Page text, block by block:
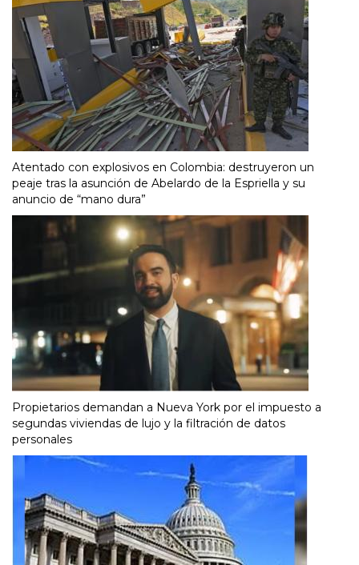
Atentado con explosivos en Colombia: destruyeron un
peaje tras la asunción de Abelardo de la Espriella y su
anuncio de “mano dura”
Propietarios demandan a Nueva York por el impuesto a
segundas viviendas de lujo y la filtración de datos
personales